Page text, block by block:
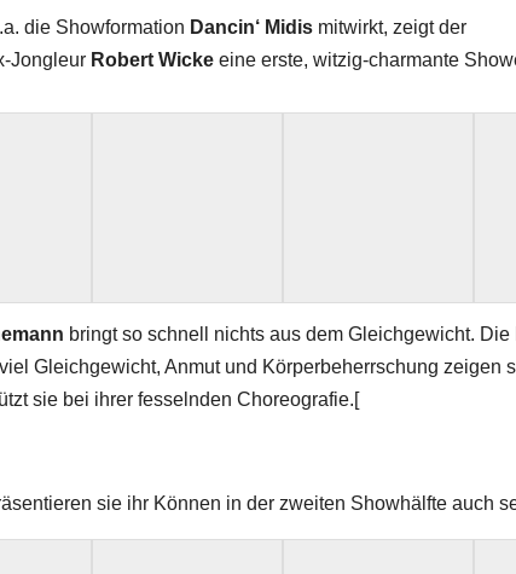
die Showformation Dancin‘ Midis mitwirkt, zeigt der
Jongleur Robert Wicke eine erste, witzig-charmante
bringt so schnell nichts aus dem Gleichgewicht.
Gleichgewicht, Anmut und Körperbeherrschung zeigen
sie bei ihrer fesselnden Choreografie.[
sie ihr Können in der zweiten Showhälfte auch